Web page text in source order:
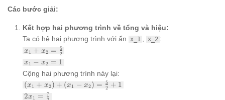
\frac{5}
x_2 =
\frac{k}
{2}
Các bước giải:
Kết hợp hai phương trình về tổng và hiệu:
Ta có hệ hai phương trình với ẩn
x_1 x_2 :
x_1 +
\frac{5}
{2}
x1 + x2 = 2
5
x_1
-
x_2
= 1
x1 − x2 = 1
Cộng hai phương trình này lại:
(x_1 +
x_2) +
(x1 + x2) + (x1 − x2) = 2
5 + 1
2x_1 =
2x1 = 7